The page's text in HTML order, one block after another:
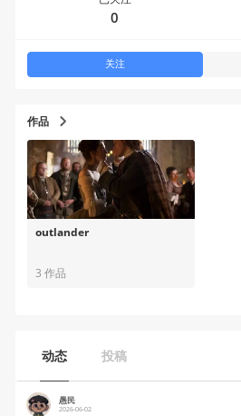
作品
outlander
3 作品
动态 投稿
愚民
2026-06-02
0
关注